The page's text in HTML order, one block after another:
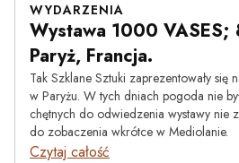
WYDARZENIA
Wystawa 1000 VASES;
Paryż, Francja.
Tak Szklane Sztuki zaprezentowały się
w Paryżu. W tych dniach pogoda nie
chętnych do odwiedzenia wystawy nie
do zobaczenia wkrótce w Mediolanie.
Czytaj całość